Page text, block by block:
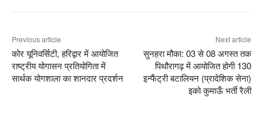
Previous article
कोर यूनिवर्सिटी, हरिद्वार में आयोजित
राष्ट्रीय योगासन प्रतियोगिता में
सार्थक योगशाला का शानदार प्रदर्शन
Next article
सुनहरा मौका: 03 से 08 अगस्त तक
पिथौरागढ़ में आयोजित होगी 130
इन्फैंट्री बटालियन (प्रादेशिक सेना)
इको कुमाऊँ भर्ती रैली